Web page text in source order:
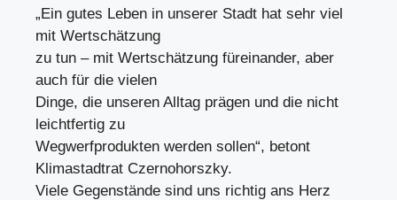
„Ein gutes Leben in unserer Stadt hat sehr viel
mit Wertschätzung
zu tun – mit Wertschätzung füreinander, aber
auch für die vielen
Dinge, die unseren Alltag prägen und die nicht
leichtfertig zu
Wegwerfprodukten werden sollen“, betont
Klimastadtrat Czernohorszky.
Viele Gegenstände sind uns richtig ans Herz